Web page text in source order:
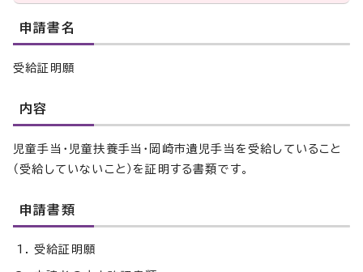
申請書名
受給証明願
内容
児童手当・児童扶養手当・岡崎市遺児手当を受給していること
（受給していないこと）を証明する書類です。
申請書類
受給証明願